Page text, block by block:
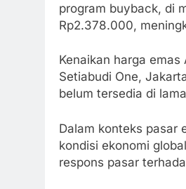
program buyback, di
Rp2.378.000,
Kenaikan harga
Setiabudi One,
belum tersedia di
Dalam konteks pasar
kondisi ekonomi
respons pasar